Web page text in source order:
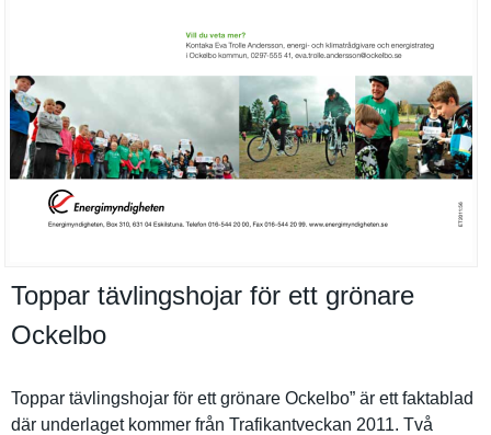
Toppar tävlingshojar för ett grönare
Ockelbo
Toppar tävlingsho­jar för ett grönare Ockelbo” är ett faktablad
där underlaget kommer från Trafikantv­eckan 2011. Två